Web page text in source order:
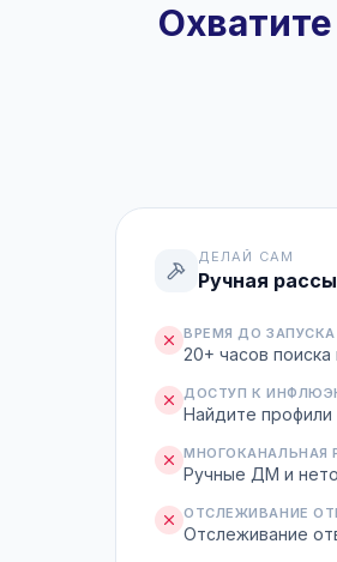
ДЕЛАЙ САМ
Ручная
ВРЕМЯ ДО ЗАПУСКА
20+ часов
ДОСТУП К
Найдите профили
МНОГОКАНАЛЬНАЯ
Ручные ДМ и
ОТСЛЕЖИВАНИЕ
Отслеживание